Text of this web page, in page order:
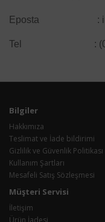
Eposta :
Tel : (0216)
Bilgiler
Hakkımıza
Teslimat ve İade bildirimi
Gizlilik ve Güvenlik Politikası
Kullanım Şartları
Mesafeli Satış Sözleşmesi
Müşteri Servisi
İletişim
Ürün İadesi